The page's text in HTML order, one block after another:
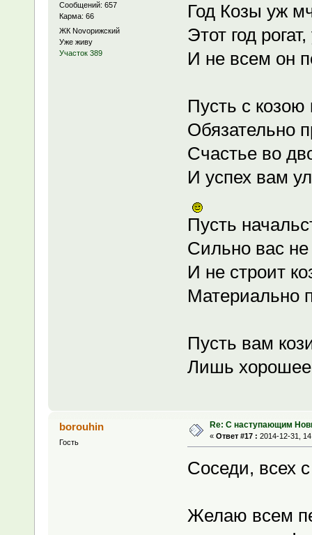
Сообщений: 657
Карма: 66
ЖК Novoрижский
Уже живу
Участок 389
Год Козы уж
Этот год
И не всем он
Пусть с козою
Обязательно
Счастье во
И успех вам
Пусть
Сильно вас не
И не строит
Материально
Пусть вам
Лишь хорошее
borouhin
Гость
Re: С наступающим
« Ответ #17 : 2014-12-31,
Соседи, всех
Желаю всем